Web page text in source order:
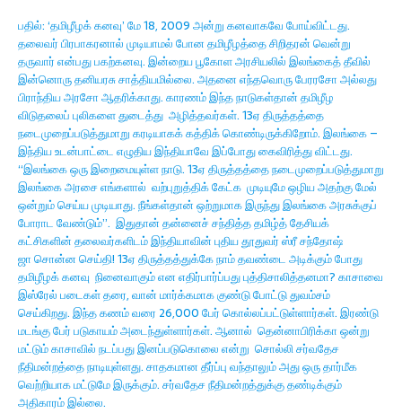
பதில்: ‘தமிழீழக் கனவு’ மே 18, 2009 அன்று கனவாகவே போய்விட்டது.
தலைவர் பிரபாகரனால் முடியாமல் போன தமிழீழத்தை சிறிதரன் வென்று
தருவார் என்பது பகற்கனவு. இன்றைய பூகோள அரசியலில் இலங்கைத் தீவில்
இன்னொரு தனியரசு சாத்தியமில்லை. அதனை எந்தவொரு பேரரசோ அல்லது
பிராந்திய அரசோ ஆதரிக்காது. காரணம் இந்த நாடுகள்தான் தமிழீழ
விடுதலைப் புலிகளை துடைத்து அழித்தவர்கள். 13ஏ திருத்தத்தை
நடைமுறைப்படுத்துமாறு கரடியாகக் கத்திக் கொண்டிருக்கிறோம். இலங்கை –
இந்திய உடன்பாட்டை எழுதிய இந்தியாவே இப்போது கைவிரித்து விட்டது.
“இலங்கை ஒரு இறைமையுள்ள நாடு. 13ஏ திருத்தத்தை நடைமுறைப்படுத்துமாறு
இலங்கை அரசை எங்களால் வற்புறுத்திக் கேட்க முடியுமே ஒழிய அதற்கு மேல்
ஒன்றும் செய்ய முடியாது. நீங்கள்தான் ஒற்றுமாக இருந்து இலங்கை அரசுக்குப்
போராட வேண்டும்”. இதுதான் தன்னைச் சந்தித்த தமிழ்த் தேசியக்
கட்சிகளின் தலைவர்களிடம் இந்தியாவின் புதிய தூதுவர் ஸ்ரீ சந்தோஷ்
ஜா சொன்ன செய்தி! 13ஏ திருத்தத்துக்கே நாம் தவண்டை அடிக்கும் போது
தமிழீழக் கனவு நினைவாகும் என எதிர்பார்ப்பது புத்திசாலித்தனமா? காசாவை
இஸ்ரேல் படைகள் தரை, வான் மார்க்கமாக குண்டு போட்டு துவம்சம்
செய்கிறது. இந்த கணம் வரை 26,000 பேர் கொல்லப்பட்டுள்ளார்கள். இரண்டு
மடங்கு பேர் படுகாயம் அடைந்துள்ளார்கள். ஆனால் தென்னாபிரிக்கா ஒன்று
மட்டும் காசாவில் நடப்பது இனப்படுகொலை என்று சொல்லி சர்வதேச
நீதிமன்றத்தை நாடியுள்ளது. சாதகமான தீர்ப்பு வந்தாலும் அது ஒரு தார்மீக
வெற்றியாக மட்டுமே இருக்கும். சர்வதேச நீதிமன்றத்துக்கு தண்டிக்கும்
அதிகாரம் இல்லை.